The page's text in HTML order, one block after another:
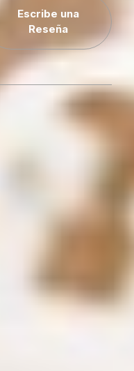
Escribe una
Reseña